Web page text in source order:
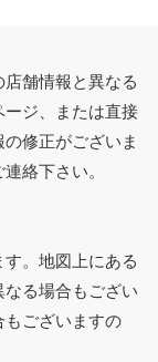
舗情報と異なる
ジ、または直接
修正がございま
絡下さい。
。地図上にある
る場合もござい
もございますの